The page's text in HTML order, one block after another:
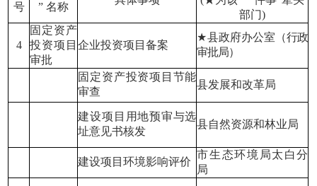
号 ” 名称
部门)
4
固定资产
投资项目
审批
企业投资项目备案
★县政府办公室（行政
审批局）
固定资产投资项目节能
审查
县发展和改革局
建设项目用地预审与选
址意见书核发
县自然资源和林业局
建设项目环境影响评价
市生态环境局太白分
局